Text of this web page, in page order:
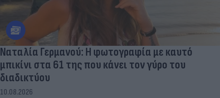
Ναταλία Γερμανού: Η φωτογραφία με καυτό
μπικίνι στα 61 της που κάνει τον γύρο του
διαδικτύου
10.08.2026